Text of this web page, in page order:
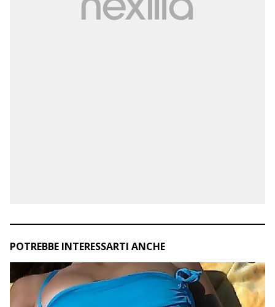
POTREBBE INTERESSARTI ANCHE